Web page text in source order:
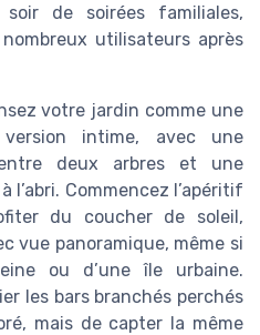
de soirées familiales,
utilisateurs après
votre jardin comme une
intime, avec une
deux arbres et une
l’abri. Commencez l’apéritif
du coucher de soleil,
vue panoramique, même si
ou d’une île urbaine.
les bars branchés perchés
mais de capter la même